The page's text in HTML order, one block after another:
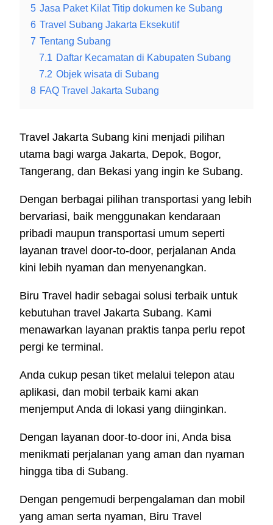
5 Jasa Paket Kilat Titip dokumen ke Subang
6 Travel Subang Jakarta Eksekutif
7 Tentang Subang
7.1 Daftar Kecamatan di Kabupaten Subang
7.2 Objek wisata di Subang
8 FAQ Travel Jakarta Subang
Travel Jakarta Subang kini menjadi pilihan
utama bagi warga Jakarta, Depok, Bogor,
Tangerang, dan Bekasi yang ingin ke Subang.
Dengan berbagai pilihan transportasi yang lebih
bervariasi, baik menggunakan kendaraan
pribadi maupun transportasi umum seperti
layanan travel door-to-door, perjalanan Anda
kini lebih nyaman dan menyenangkan.
Biru Travel hadir sebagai solusi terbaik untuk
kebutuhan travel Jakarta Subang. Kami
menawarkan layanan praktis tanpa perlu repot
pergi ke terminal.
Anda cukup pesan tiket melalui telepon atau
aplikasi, dan mobil terbaik kami akan
menjemput Anda di lokasi yang diinginkan.
Dengan layanan door-to-door ini, Anda bisa
menikmati perjalanan yang aman dan nyaman
hingga tiba di Subang.
Dengan pengemudi berpengalaman dan mobil
yang aman serta nyaman, Biru Travel